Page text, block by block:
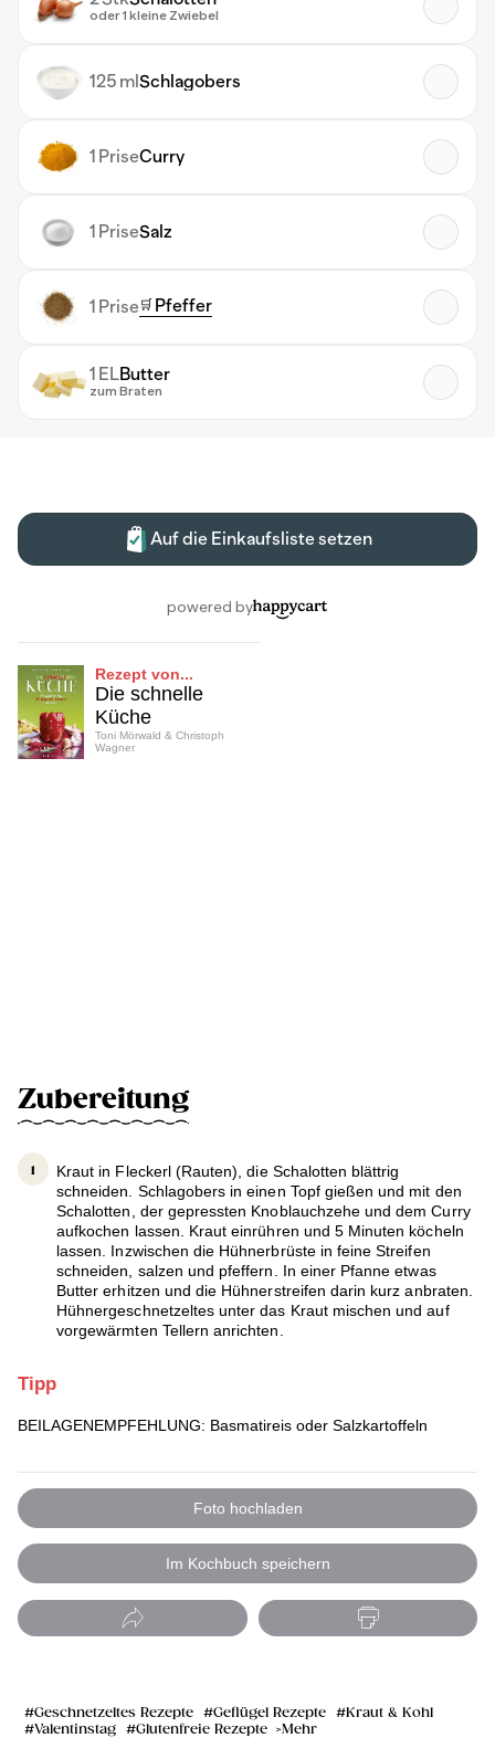
Rezept von...
Die schnelle
Küche
Toni Mörwald & Christoph
Wagner
Zubereitung
Kraut in Fleckerl (Rauten), die Schalotten blättrig
schneiden. Schlagobers in einen Topf gießen und mit den
Schalotten, der gepressten Knoblauchzehe und dem Curry
aufkochen lassen. Kraut einrühren und 5 Minuten köcheln
lassen. Inzwischen die Hühnerbrüste in feine Streifen
schneiden, salzen und pfeffern. In einer Pfanne etwas
Butter erhitzen und die Hühnerstreifen darin kurz anbraten.
Hühnergeschnetzeltes unter das Kraut mischen und auf
vorgewärmten Tellern anrichten.
Tipp
BEILAGENEMPFEHLUNG: Basmatireis oder Salzkartoffeln
Foto hochladen
Im Kochbuch speichern
Geschnetzeltes Rezepte Geflügel Rezepte
Kraut & Kohl
Valentinstag
Glutenfreie Rezepte Mehr